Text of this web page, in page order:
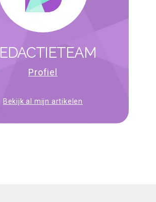
Profiel
Bekijk al mijn artikelen